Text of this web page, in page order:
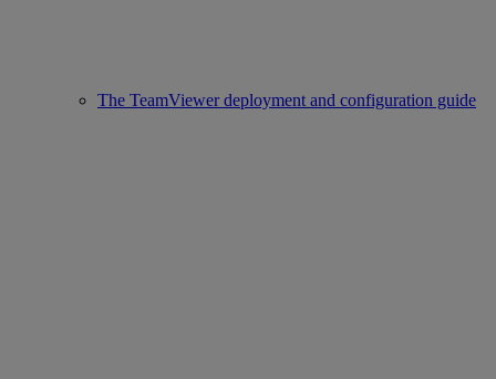
The TeamViewer deployment and configuration guide